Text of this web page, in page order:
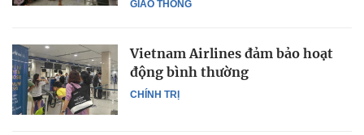
GIAO THÔNG
CHÍNH TRỊ
Vietnam Airlines đảm bảo hoạt
động bình thường